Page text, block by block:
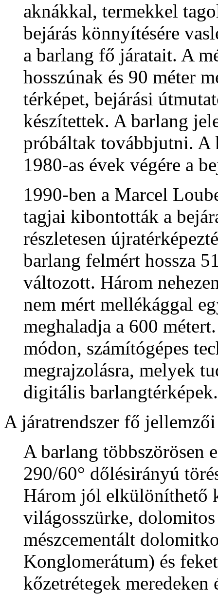
aknákkal, termekkel
bejárás könnyítésére
a barlang fő járatait. A
hosszúnak és 90 méter
térképet, bejárási
készítettek. A barlang
próbáltak továbbjutni. A
1980-as évek végére a
1990-ben a Marcel
tagjai kibontották a
részletesen
barlang felmért hossza
változott. Három
nem mért mellékággal
meghaladja a 600
módon, számítógépes
megrajzolásra, melyek
digitális barlangtérképek.
A járatrendszer fő jellemzői
A barlang többszörösen
290/60° dőlésirányú
Három jól elkülöníthető
világosszürke,
mészcementált
Konglomerátum) és
kőzetrétegek